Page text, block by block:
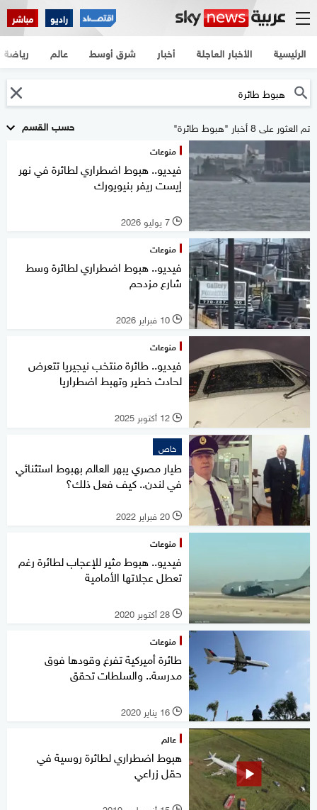
راديو مباشر
الرئيسية الأخبار العاجلة أخبار شرق أوسط عالم رياضة
حسب القسم تم العثور على 8 أخبار "هبوط طائرة"
منوعات
فيديو.. هبوط اضطراري لطائرة في نهر
إيست ريفر بنيويورك
l 7 يوليو 2026
منوعات
فيديو.. هبوط اضطراري لطائرة وسط
شارع مزدحم
l 10 فبراير 2026
منوعات
فيديو.. طائرة منتخب نيجيريا تتعرض
لحادث خطير وتهبط اضطراريا
l 12 أكتوبر 2025
خاص
طيار مصري يبهر العالم بهبوط استثنائي
في لندن.. كيف فعل ذلك؟
l 20 فبراير 2022
منوعات
فيديو.. هبوط مثير للإعجاب لطائرة رغم
تعطل عجلاتها الأمامية
l 28 أكتوبر 2020
منوعات
طائرة أميركية تفرغ وقودها فوق
مدرسة.. والسلطات تحقق
l 16 يناير 2020
عالم
هبوط اضطراري لطائرة روسية في
حقل زراعي